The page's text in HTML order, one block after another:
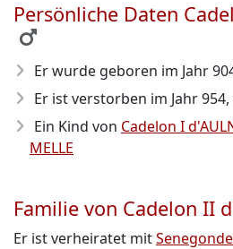
Persönliche Daten
Er wurde geboren im Jahr
Er ist verstorben im Jahr 954
Ein Kind von Cadelon I
MELLE
Familie von Cadelon II
Er ist verheiratet mit